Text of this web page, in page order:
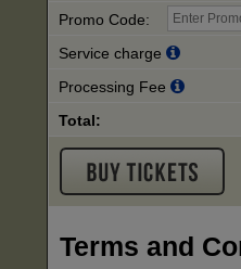
Promo Code:
Service charge
Processing Fee
Total:
Terms and